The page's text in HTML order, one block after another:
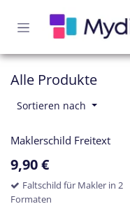
Alle Produkte
Sortieren nach
Maklerschild Freitext
9,90€
Faltschild für Makler in 2
Formaten